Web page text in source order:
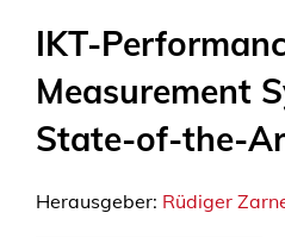
IKT-
Measurement
State-of-the-
Herausgeber: Rüdiger